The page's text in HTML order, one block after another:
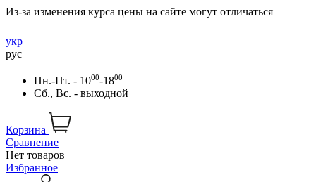
Из-за изменения курса цены на сайте могут отличаться
укр
рус
Пн.-Пт. - 1000-1800
Сб., Вс. - выходной
Корзина
Сравнение
Нет товаров
Избранное